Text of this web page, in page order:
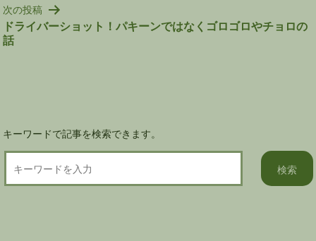
ゲ
ー
シ
次の投稿
ドライバーショット！パキーンではなくゴロゴロやチョロの
話
キーワードで記事を検索できます。